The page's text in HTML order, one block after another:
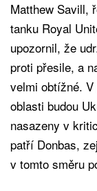
Matthew Savill,
tanku Royal
upozornil, že
proti přesile, a
velmi obtížné.
oblasti budou
nasazeny v
patří Donbas,
v tomto směru